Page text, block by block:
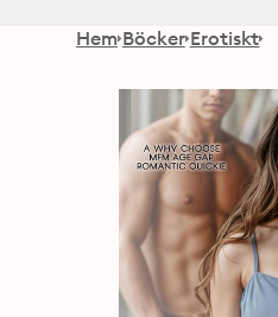
Hem Böcker Erotiskt